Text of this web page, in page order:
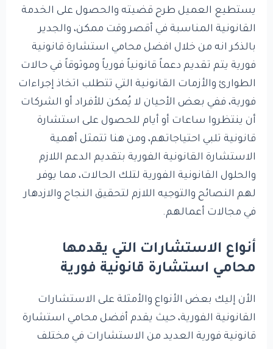
يستطيع العميل طرح قضيته والحصول على الخدمة
القانونية المناسبة في أقصر وقت ممكن، والجدير
بالذكر انه من خلال افضل محامي استشارة قانونية
فورية يتم تقديم دعماً قانونياً فورياً وموثوقاً في حالات
الطوارئ والأزمات القانونية التي تتطلب اتخاذ إجراءات
فورية، ففي بعض الأحيان لا يُمكن للأفراد أو الشركات
أن ينتظروا ساعات أو أيام للحصول على استشارة
قانونية تلبي احتياجاتهم، ومن هنا تتمثل أهمية
الاستشارة القانونية الفورية بتقديم الدعم اللازم
والحلول القانونية الفورية لتلك الحالات، مما يوفر
لهم النصائح والتوجيه اللازم لتحقيق النجاح والازدهار
في مجالات أعمالهم.
أنواع الاستشارات التي يقدمها
محامي استشارة قانونية فورية
الأن إليك بعض الأنواع والأمثلة على الاستشارات
القانونية الفورية، حيث يقدم أفضل محامي استشارة
قانونية فورية العديد من الاستشارات في مختلف